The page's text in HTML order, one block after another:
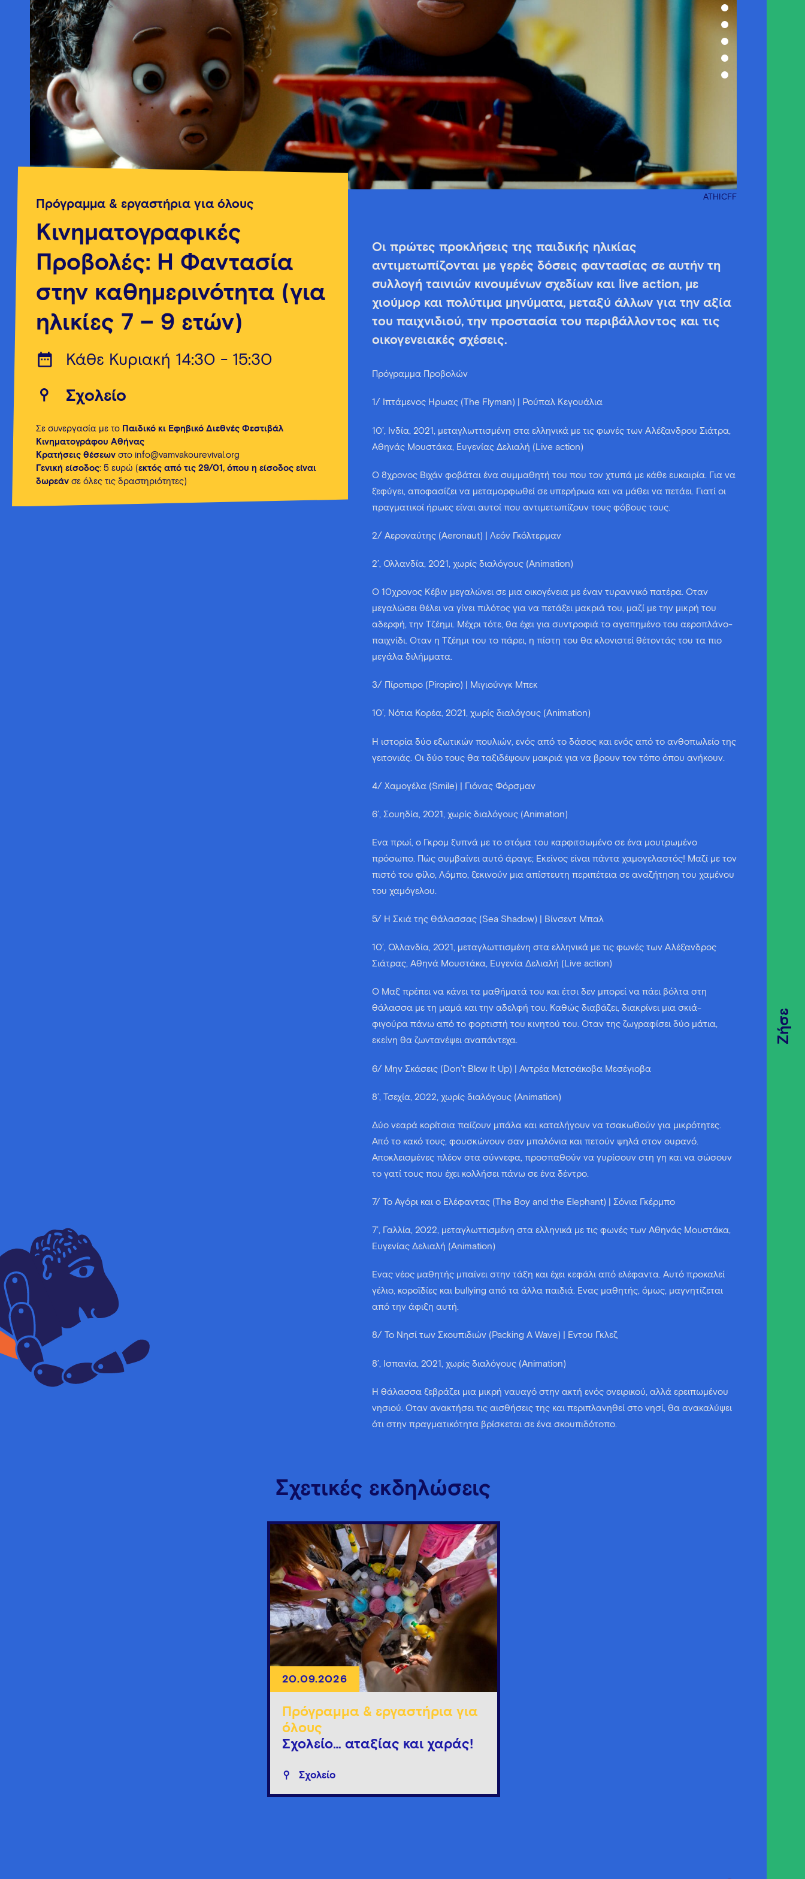
Ζήσε
ATHICFF
Πρόγραμμα & εργαστήρια για όλους
Κινηματογραφικές
Προβολές: Η Φαντασία
στην καθημερινότητα (για
ηλικίες 7 – 9 ετών)
Κάθε Κυριακή 14:30 - 15:30
Σχολείο
Σε συνεργασία με το Παιδικό κι Εφηβικό Διεθνές Φεστιβάλ
Κινηματογράφου Αθήνας
Κρατήσεις θέσεων στο info@vamvakourevival.org
Γενική είσοδος: 5 ευρώ (εκτός από τις 29/01, όπου η είσοδος είναι
δωρεάν σε όλες τις δραστηριότητες)
Οι πρώτες προκλήσεις της παιδικής ηλικίας
αντιμετωπίζονται με γερές δόσεις φαντασίας σε αυτήν τη
συλλογή ταινιών κινουμένων σχεδίων και live action, με
χιούμορ και πολύτιμα μηνύματα, μεταξύ άλλων για την αξία
του παιχνιδιού, την προστασία του περιβάλλοντος και τις
οικογενειακές σχέσεις.
Πρόγραμμα Προβολών
1/ Ιπτάμενος Ήρωας (The Flyman) | Ρούπαλ Κεγουάλια
10’, Ινδία, 2021, μεταγλωττισμένη στα ελληνικά με τις φωνές των Αλέξανδρου Σιάτρα,
Αθηνάς Μουστάκα, Ευγενίας Δελιαλή (Live action)
Ο 8χρονος Βιχάν φοβάται ένα συμμαθητή του που τον χτυπά με κάθε ευκαιρία. Για να
ξεφύγει, αποφασίζει να μεταμορφωθεί σε υπερήρωα και να μάθει να πετάει. Γιατί οι
πραγματικοί ήρωες είναι αυτοί που αντιμετωπίζουν τους φόβους τους.
2/ Αεροναύτης (Aeronaut) | Λεόν Γκόλτερμαν
2’, Ολλανδία, 2021, χωρίς διαλόγους (Animation)
Ο 10χρονος Κέβιν μεγαλώνει σε μια οικογένεια με έναν τυραννικό πατέρα. Όταν
μεγαλώσει θέλει να γίνει πιλότος για να πετάξει μακριά του, μαζί με την μικρή του
αδερφή, την Τζέημι. Μέχρι τότε, θα έχει για συντροφιά το αγαπημένο του αεροπλάνο-
παιχνίδι. Όταν η Τζέημι του το πάρει, η πίστη του θα κλονιστεί θέτοντάς του τα πιο
μεγάλα διλήμματα.
3/ Πίροπιρο (Piropiro) | Μιγιούνγκ Μπεκ
10’, Νότια Κορέα, 2021, χωρίς διαλόγους (Animation)
Η ιστορία δύο εξωτικών πουλιών, ενός από το δάσος και ενός από το ανθοπωλείο της
γειτονιάς. Οι δύο τους θα ταξιδέψουν μακριά για να βρουν τον τόπο όπου ανήκουν.
4/ Χαμογέλα (Smile) | Γιόνας Φόρσμαν
6’, Σουηδία, 2021, χωρίς διαλόγους (Animation)
Ένα πρωί, ο Γκρομ ξυπνά με το στόμα του καρφιτσωμένο σε ένα μουτρωμένο
πρόσωπο. Πώς συμβαίνει αυτό άραγε; Εκείνος είναι πάντα χαμογελαστός! Μαζί με τον
πιστό του φίλο, Λόμπο, ξεκινούν μια απίστευτη περιπέτεια σε αναζήτηση του χαμένου
του χαμόγελου.
5/ Η Σκιά της Θάλασσας (Sea Shadow) | Βίνσεντ Μπαλ
10’, Ολλανδία, 2021, μεταγλωττισμένη στα ελληνικά με τις φωνές των Αλέξανδρος
Σιάτρας, Αθηνά Μουστάκα, Ευγενία Δελιαλή (Live action)
Ο Μαξ πρέπει να κάνει τα μαθήματά του και έτσι δεν μπορεί να πάει βόλτα στη
θάλασσα με τη μαμά και την αδελφή του. Καθώς διαβάζει, διακρίνει μια σκιά-
φιγούρα πάνω από το φορτιστή του κινητού του. Όταν της ζωγραφίσει δύο μάτια,
εκείνη θα ζωντανέψει αναπάντεχα.
6/ Μην Σκάσεις (Don’t Blow It Up) | Αντρέα Ματσάκοβα Μεσέγιοβα
8’, Τσεχία, 2022, χωρίς διαλόγους (Animation)
Δύο νεαρά κορίτσια παίζουν μπάλα και καταλήγουν να τσακωθούν για μικρότητες.
Από το κακό τους, φουσκώνουν σαν μπαλόνια και πετούν ψηλά στον ουρανό.
Αποκλεισμένες πλέον στα σύννεφα, προσπαθούν να γυρίσουν στη γη και να σώσουν
το γατί τους που έχει κολλήσει πάνω σε ένα δέντρο.
7/ Το Αγόρι και ο Ελέφαντας (The Boy and the Elephant) | Σόνια Γκέρμπο
7’, Γαλλία, 2022, μεταγλωττισμένη στα ελληνικά με τις φωνές των Αθηνάς Μουστάκα,
Ευγενίας Δελιαλή (Animation)
Ένας νέος μαθητής μπαίνει στην τάξη και έχει κεφάλι από ελέφαντα. Αυτό προκαλεί
γέλιο, κοροϊδίες και bullying από τα άλλα παιδιά. Ένας μαθητής, όμως, μαγνητίζεται
από την άφιξη αυτή.
8/ Το Νησί των Σκουπιδιών (Packing A Wave) | Έντου Γκλεζ
8’, Ισπανία, 2021, χωρίς διαλόγους (Animation)
Η θάλασσα ξεβράζει μια μικρή ναυαγό στην ακτή ενός ονειρικού, αλλά ερειπωμένου
νησιού. Όταν ανακτήσει τις αισθήσεις της και περιπλανηθεί στο νησί, θα ανακαλύψει
ότι στην πραγματικότητα βρίσκεται σε ένα σκουπιδότοπο.
Σχετικές εκδηλώσεις
20.09.2026
Πρόγραμμα & εργαστήρια για
όλους
Σχολείο… αταξίας και χαράς!
Σχολείο